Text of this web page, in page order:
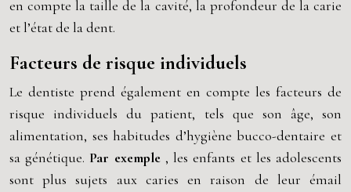
en compte la taille de la cavité, la profondeur de la carie
et l’état de la dent.
Facteurs de risque individuels
Le dentiste prend également en compte les facteurs de
risque individuels du patient, tels que son âge, son
alimentation, ses habitudes d’hygiène bucco-dentaire et
sa génétique. Par exemple , les enfants et les adolescents
sont plus sujets aux caries en raison de leur émail